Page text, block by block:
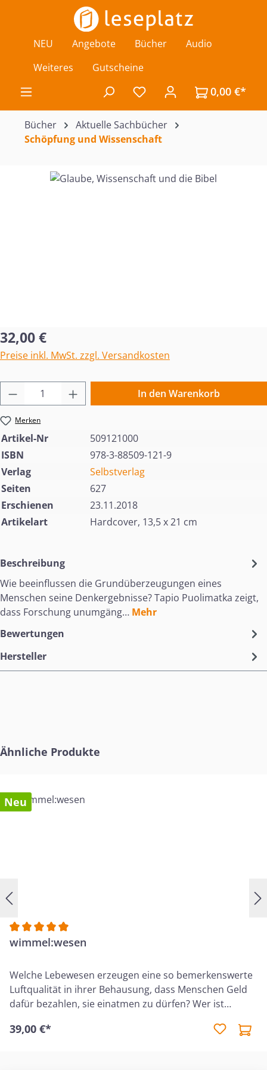
Zum Hauptinhalt springen
NEU Angebote Bücher
Audio
Weiteres
Gutscheine
Du hast 0 Produkte auf
0,00 €*
Bücher
Aktuelle Sachbücher
Schöpfung und Wissenschaft
Bildergalerie überspringen
Regulärer Preis:
32,00 €
Preise inkl. MwSt. zzgl. Versandkosten
Produkt Anzahl: Gib den gewünschten
In den Warenkorb
Merken
Artikel-Nr
509121000
ISBN
978-3-88509-121-9
Verlag
Selbstverlag
Seiten
627
Erschienen
23.11.2018
Artikelart
Hardcover, 13,5 x 21 cm
Beschreibung
Wie beeinflussen die Grundüberzeugungen eines
Menschen seine Denkergebnisse? Tapio Puolimatka zeigt,
dass Forschung unumgäng… Mehr
Bewertungen
Hersteller
Produktgalerie überspringen
Ähnliche Produkte
Neu
Durchschnittliche Bewertung von 5 von 5 Sternen
wimmel:wesen
Welche Lebewesen erzeugen eine so bemerkenswerte
Luftqualität in ihrer Behausung, dass Menschen Geld
dafür bezahlen, sie einatmen zu dürfen? Wer ist
trockenen Haaren leben und ohne Flüssigkeit
39,00 €*